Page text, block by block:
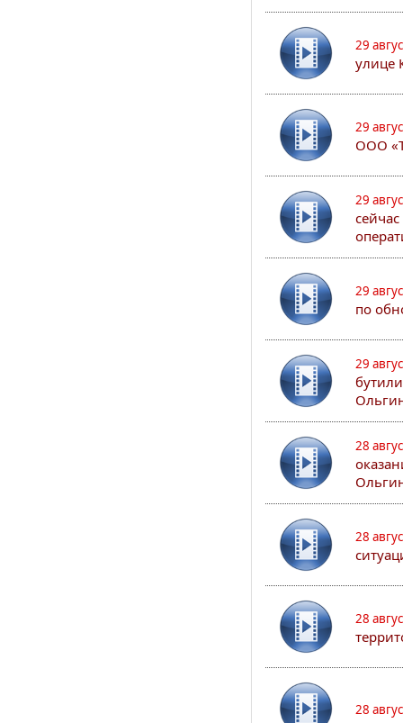
29
улице
29
ООО
29
29
по
29
28
28
28
28